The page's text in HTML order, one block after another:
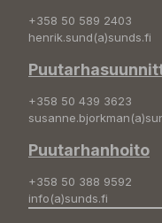
+358 50 589 2403
henrik.sund(a)sunds.fi
+358 50 439 3623
Puutarhanhoito
+358 50 388 9592
info(a)sunds.fi